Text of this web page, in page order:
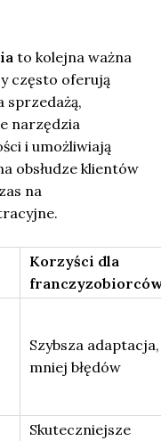
to kolejna ważna
często oferują
sprzedażą,
narzędzia
i umożliwiają
obsłudze klientów
na
Korzyści dla
Szybsza adaptacja,
mniej błędów
Skuteczniejsze